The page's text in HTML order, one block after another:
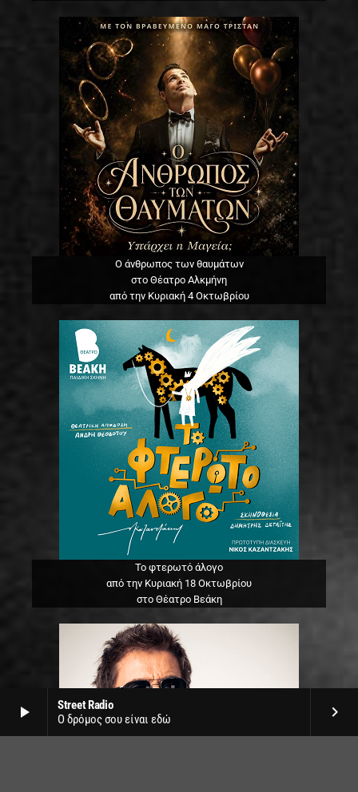
play_arrow
Street Radio
Ο δρόμος σου είναι εδώ
keyboard_arrow_right
Ο άνθρωπος των θαυμάτων
στο Θέατρο Αλκμήνη
από την Κυριακή 4 Οκτωβρίου
Το φτερωτό άλογο
από την Κυριακή 18 Οκτωβρίου
στο Θέατρο Βεάκη